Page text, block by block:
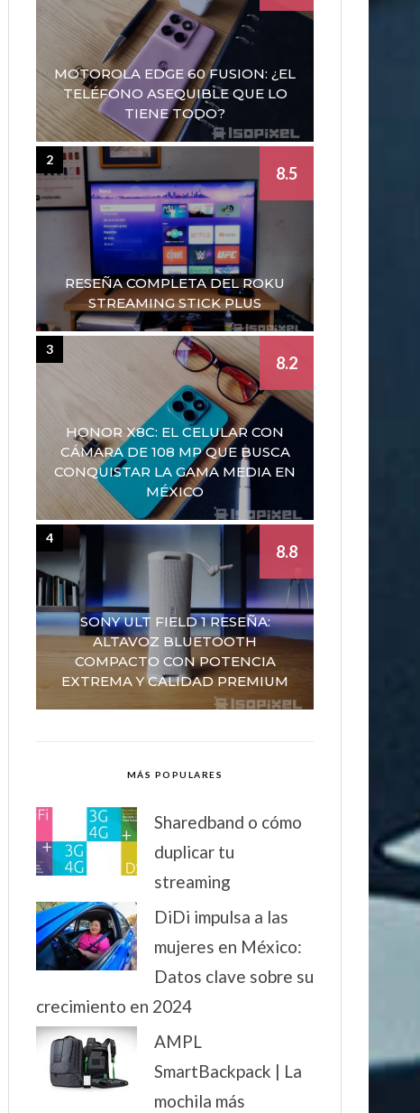
MOTOROLA EDGE 60 FUSION: ¿EL
TELÉFONO ASEQUIBLE QUE LO
TIENE TODO?
RESEÑA COMPLETA DEL ROKU
STREAMING STICK PLUS
8.5
2
HONOR X8C: EL CELULAR CON
CÁMARA DE 108 MP QUE BUSCA
CONQUISTAR LA GAMA MEDIA EN
MÉXICO
8.2
3
SONY ULT FIELD 1 RESEÑA:
ALTAVOZ BLUETOOTH
COMPACTO CON POTENCIA
EXTREMA Y CALIDAD PREMIUM
8.8
4
MÁS POPULARES
Sharedband o cómo
duplicar tu
streaming
DiDi impulsa a las
mujeres en México:
Datos clave sobre su
crecimiento en 2024
AMPL
SmartBackpack | La
mochila más